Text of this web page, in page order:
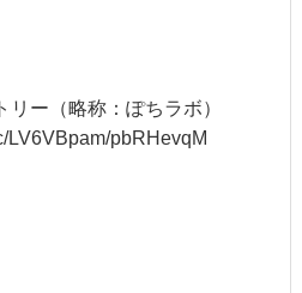
ー（略称：ぽちラボ）
pbRHevqM